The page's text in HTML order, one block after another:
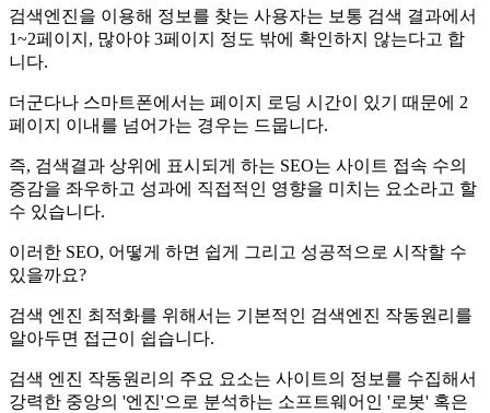
검색엔진을 이용해 정보를 찾는 사용자는 보통 검색 결과에서
1~2페이지, 많아야 3페이지 정도 밖에 확인하지 않는다고 합
니다.
더군다나 스마트폰에서는 페이지 로딩 시간이 있기 때문에 2
페이지 이내를 넘어가는 경우는 드뭅니다.
즉, 검색결과 상위에 표시되게 하는 SEO는 사이트 접속 수의
증감을 좌우하고 성과에 직접적인 영향을 미치는 요소라고 할
수 있습니다.
이러한 SEO, 어떻게 하면 쉽게 그리고 성공적으로 시작할 수
있을까요?
검색 엔진 최적화를 위해서는 기본적인 검색엔진 작동원리를
알아두면 접근이 쉽습니다.
검색 엔진 작동원리의 주요 요소는 사이트의 정보를 수집해서
강력한 중앙의 '엔진'으로 분석하는 소프트웨어인 '로봇' 혹은